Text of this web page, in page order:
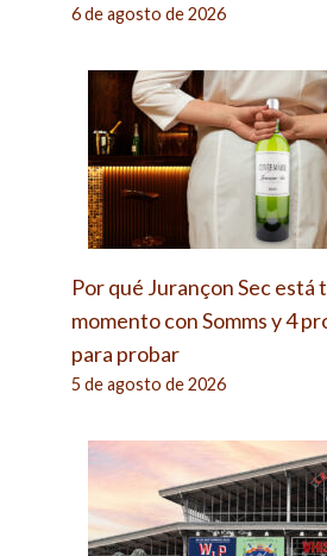
6 de agosto de 2026
Por qué Jurançon Sec está
momento con Somms y 4
para probar
5 de agosto de 2026